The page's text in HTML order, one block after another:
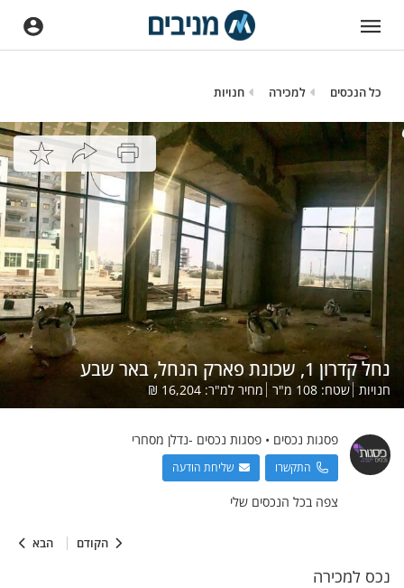
כל הנכסים למכירה חנויות
הקודם הבא
נחל קדרון 1, שכונת פארק הנחל, באר שבע
חנויות שטח: 108 מ"ר מחיר למ"ר: 16,204
₪
פסגות נכסים • פסגות נכסים -נדלן מסחרי
התקשרו שליחת הודעה
צפה בכל הנכסים שלי
נכס למכירה